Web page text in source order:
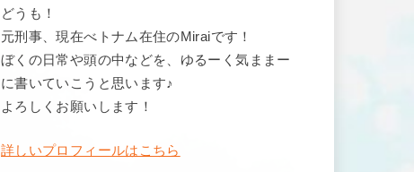
どうも！
元刑事、現在べトナム在住のMiraiです！
ぼくの日常や頭の中などを、ゆるーく気ままー
に書いていこうと思います♪
よろしくお願いします！
詳しいプロフィールはこちら